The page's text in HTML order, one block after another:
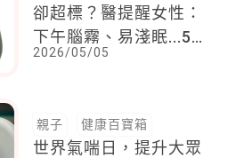
卻超標？醫提醒女性：
下午腦霧、易淺眠...5
變化可能是脂肪肝前兆
2026/05/05
親子 健康百寶箱
世界氣喘日，提升大眾